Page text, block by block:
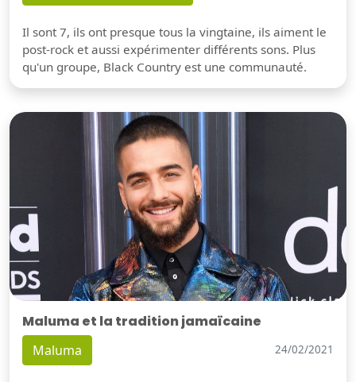
Il sont 7, ils ont presque tous la vingtaine, ils aiment le
post-rock et aussi expérimenter différents sons. Plus
qu'un groupe, Black Country est une communauté.
Maluma et la tradition jamaïcaine
Maluma 24/02/2021